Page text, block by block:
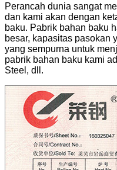
Perancah dunia sangat
dan kami akan dengan
baku. Pabrik bahan baku
besar, kapasitas pasokan
yang sempurna untuk
pabrik bahan baku kami
Steel, dll.